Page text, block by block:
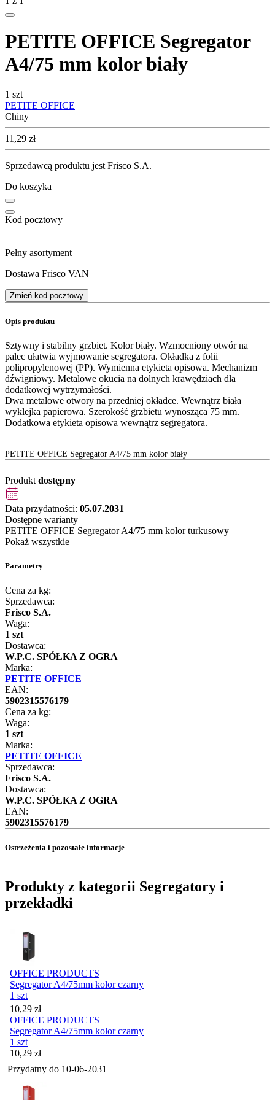
PETITE OFFICE Segregator
A4/75 mm kolor biały
1 szt
PETITE OFFICE
Chiny
Cena
11,29 zł
Sprzedawcą produktu jest Frisco S.A.
Do koszyka
Kod pocztowy
Pełny asortyment
Dostawa Frisco VAN
Zmień kod pocztowy
Opis produktu
Sztywny i stabilny grzbiet. Kolor biały. Wzmocniony otwór na
palec ułatwia wyjmowanie segregatora. Okładka z folii
polipropylenowej (PP). Wymienna etykieta opisowa. Mechanizm
dźwigniowy. Metalowe okucia na dolnych krawędziach dla
dodatkowej wytrzymałości.
Dwa metalowe otwory na przedniej okładce. Wewnątrz biała
wyklejka papierowa. Szerokość grzbietu wynosząca 75 mm.
Dodatkowa etykieta opisowa wewnątrz segregatora.
PETITE OFFICE Segregator A4/75 mm kolor biały
Produkt dostępny
Data przydatności: 05.07.2031
Dostępne warianty
PETITE OFFICE Segregator A4/75 mm kolor turkusowy
Pokaż wszystkie
Parametry
Cena za kg:
Sprzedawca:
Frisco S.A.
Waga:
1 szt
Dostawca:
W.P.C. SPÓŁKA Z OGRA
Marka:
PETITE OFFICE
EAN:
5902315576179
Cena za kg:
Waga:
1 szt
Marka:
PETITE OFFICE
Sprzedawca:
Frisco S.A.
Dostawca:
W.P.C. SPÓŁKA Z OGRA
EAN:
5902315576179
Ostrzeżenia i pozostałe informacje
Produkty z kategorii Segregatory i
przekładki
OFFICE PRODUCTS
Segregator A4/75mm kolor czarny
1 szt
Cena
10,29 zł
OFFICE PRODUCTS
Segregator A4/75mm kolor czarny
1 szt
Cena
10,29 zł
Przydatny do 10-06-2031